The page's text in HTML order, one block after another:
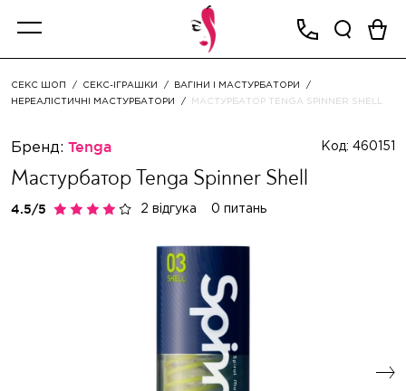
СЕКС ШОП СЕКС-ІГРАШКИ
ВАГІНИ І МАСТУРБАТОРИ
НЕРЕАЛІСТИЧНІ МАСТУРБАТОРИ
МАСТУРБАТОР TENGA SPINNER SHELL
Бренд: Tenga Код: 460151
Мастурбатор Tenga Spinner Shell
2 відгука 0 питань